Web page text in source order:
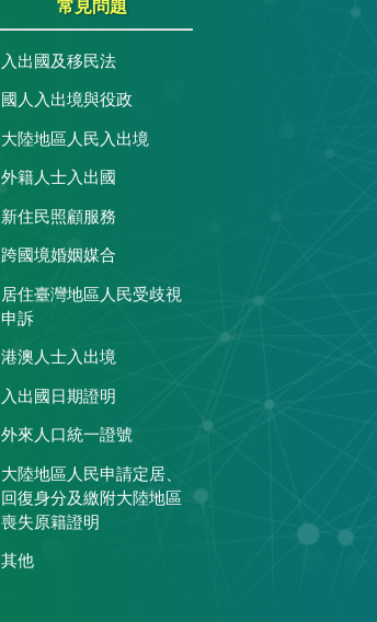
常見問題
入出國及移民法
國人入出境與役政
大陸地區人民入出境
外籍人士入出國
新住民照顧服務
跨國境婚姻媒合
居住臺灣地區人民受歧視
申訴
港澳人士入出境
入出國日期證明
外來人口統一證號
大陸地區人民申請定居、
回復身分及繳附大陸地區
喪失原籍證明
其他